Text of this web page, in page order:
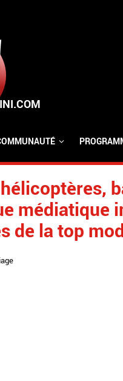
médiatique
de la top